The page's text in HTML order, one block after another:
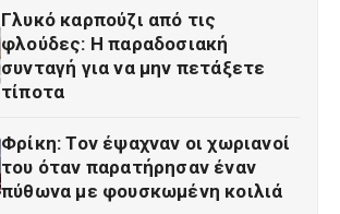
Γλυκό καρπούζι από τις
φλούδες: Η παραδοσιακή
συνταγή για να μην πετάξετε
τίποτα
Φρίκη: Τον έψαχναν οι χωριανοί
του όταν παρατήρησαν έναν
πύθωνα με φουσκωμένη κοιλιά